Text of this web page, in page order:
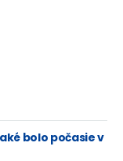
bolo počasie v